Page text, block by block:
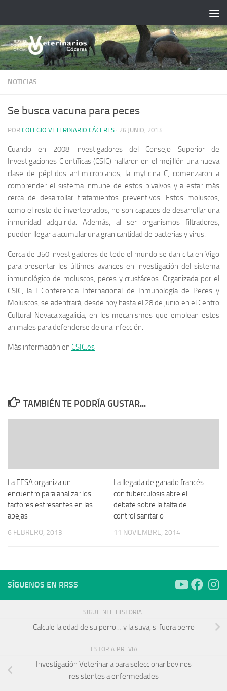
NOTICIAS
Se busca vacuna para peces
POR COLEGIO VETERINARIO CÁCERES · 26 JUNIO, 2013
Cuando en 2008 investigadores del Consejo Superior de
Investigaciones Científicas (CSIC) hallaron en el mejillón una nueva
clase de péptidos antimicrobianos, la myticina C, comenzaron a
comprender el sistema inmune de estos bivalvos y a estar más
cerca de desarrollar tratamientos preventivos. Estos moluscos,
como el resto de invertebrados, no son capaces de desarrollar una
inmunidad adquirida. Además, al ser organismos filtradores,
pueden llegar a acumular una gran cantidad de bacterias y virus.
Cerca de 350 investigadores de todo el mundo se dan cita en Vigo
para presentar los últimos avances en investigación del sistema
inmunológico de moluscos, peces y crustáceos. Organizada por el
CSIC, la I Conferencia Internacional de Inmunología de Peces y
Moluscos, se adentrará, desde hoy hasta el 28 de junio en el Centro
Cultural Novacaixagalicia, en los mecanismos que emplean estos
animales para defenderse de una infección.
Más información en CSIC.es
TAMBIÉN TE PODRÍA GUSTAR...
La EFSA organiza un
encuentro para analizar los
factores estresantes en las
abejas
6 FEBRERO, 2013
La llegada de ganado francés
con tuberculosis abre el
debate sobre la falta de
control sanitario
11 NOVIEMBRE, 2014
SÍGUENOS EN RRSS
SIGUIENTE HISTORIA
Calcule la edad de su perro… y la suya, si fuera perro
HISTORIA PREVIA
Investigación Veterinaria para seleccionar bovinos
resistentes a enfermedades